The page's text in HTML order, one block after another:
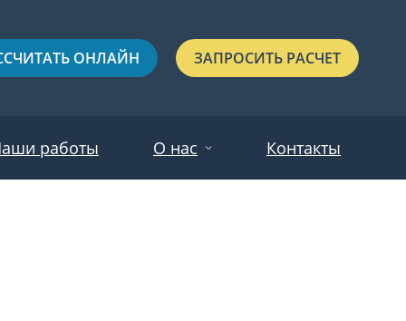
ОНЛАЙН ЗАПРОСИТЬ РАСЧЕТ
работы О нас Контакты